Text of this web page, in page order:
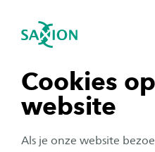
Cookies
website
Als je onze website
Navigatie openen
tonen
tonen
sluiten
Industrial Design
Subnavigatie tonen
Als student met
samenwerken?
Het lectoraat Industrial
studenten van
MBO-, HBO- en WO-